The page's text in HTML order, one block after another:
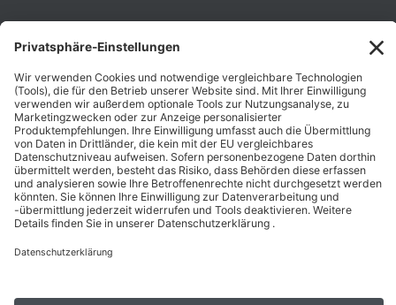
Unternehmen
Karriere
Zahlungsarten
Schnelle Lieferung